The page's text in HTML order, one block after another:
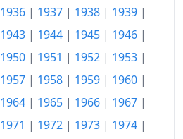
439.61
492.17
559.60
655.58
756.34
1936 | 1937 | 1938 | 1939 |
1943 | 1944 | 1945 | 1946 |
1950 | 1951 | 1952 | 1953 |
1957 | 1958 | 1959 | 1960 |
1964 | 1965 | 1966 | 1967 |
1971 | 1972 | 1973 | 1974 |